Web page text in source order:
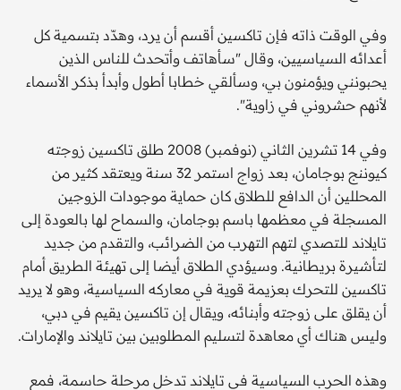
وفي الوقت ذاته فإن تاكسين أقسم أن يرد، وهدّد بتسمية كل
أعدائه السياسيين، وقال "سأهاتف وأتحدث للناس الذين
يحبونني ويؤمنون بي، وسألقي خطابا أطول وأبدأ بذكر الأسماء
لأنهم حشروني في زاوية".
وفي 14 تشرين الثاني (نوفمبر) 2008 طلق تاكسين زوجته
كيوننج بوجامان، بعد زواج استمر 32 سنة ويعتقد كثير من
المحللين أن الدافع للطلاق كان حماية موجودات الزوجين
المسجلة في معظمها باسم بوجامان، والسماح لها بالعودة إلى
تايلاند للتصدي لتهم التهرب من الضرائب، والتقدم من جديد
لتأشيرة بريطانية. وسيؤدي الطلاق أيضا إلى تهيئة الطريق أمام
تاكسين للتحرك بعزيمة قوية في معاركه السياسية، وهو لا يريد
أن يقلق على زوجته وأبنائه، ويقال إن تاكسين يقيم في دبي،
وليس هناك أي معاهدة لتسليم المطلوبين بين تايلاند والإمارات.
وهذه الحرب السياسية في تايلاند تدخل مرحلة حاسمة، فمع